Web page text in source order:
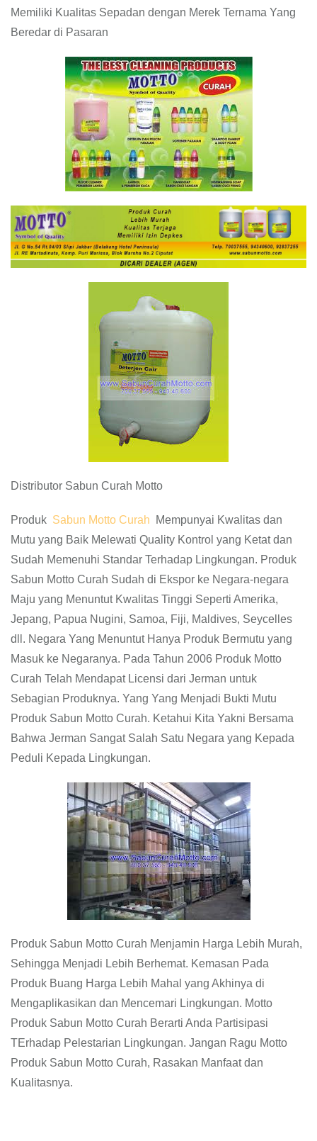
Memiliki Kualitas Sepadan dengan Merek Ternama Yang
Beredar di Pasaran
Distributor Sabun Curah Motto
Produk Sabun Motto Curah
Mempunyai Kwalitas dan
Mutu yang Baik Melewati Quality Kontrol yang Ketat dan
Sudah Memenuhi Standar Terhadap Lingkungan. Produk
Sabun Motto Curah Sudah di Ekspor ke Negara-negara
Maju yang Menuntut Kwalitas Tinggi Seperti Amerika,
Jepang, Papua Nugini, Samoa, Fiji, Maldives, Seycelles
dll. Negara Yang Menuntut Hanya Produk Bermutu yang
Masuk ke Negaranya. Pada Tahun 2006 Produk Motto
Curah Telah Mendapat Licensi dari Jerman untuk
Sebagian Produknya. Yang Yang Menjadi Bukti Mutu
Produk Sabun Motto Curah. Ketahui Kita Yakni Bersama
Bahwa Jerman Sangat Salah Satu Negara yang Kepada
Peduli Kepada Lingkungan.
Produk Sabun Motto Curah Menjamin Harga Lebih Murah,
Sehingga Menjadi Lebih Berhemat. Kemasan Pada
Produk Buang Harga Lebih Mahal yang Akhinya di
Mengaplikasikan dan Mencemari Lingkungan. Motto
Produk Sabun Motto Curah Berarti Anda Partisipasi
TErhadap Pelestarian Lingkungan. Jangan Ragu Motto
Produk Sabun Motto Curah, Rasakan Manfaat dan
Kualitasnya.